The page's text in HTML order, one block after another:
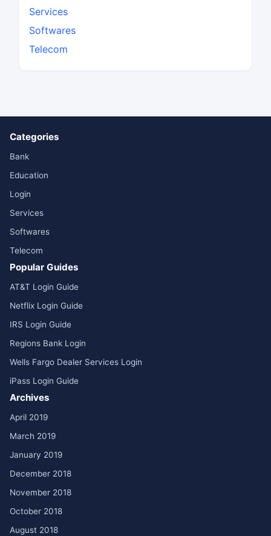
Services
Softwares
Telecom
Categories
Bank
Education
Login
Services
Softwares
Telecom
Popular Guides
AT&T Login Guide
Netflix Login Guide
IRS Login Guide
Regions Bank Login
Wells Fargo Dealer Services Login
iPass Login Guide
Archives
April 2019
March 2019
January 2019
December 2018
November 2018
October 2018
August 2018